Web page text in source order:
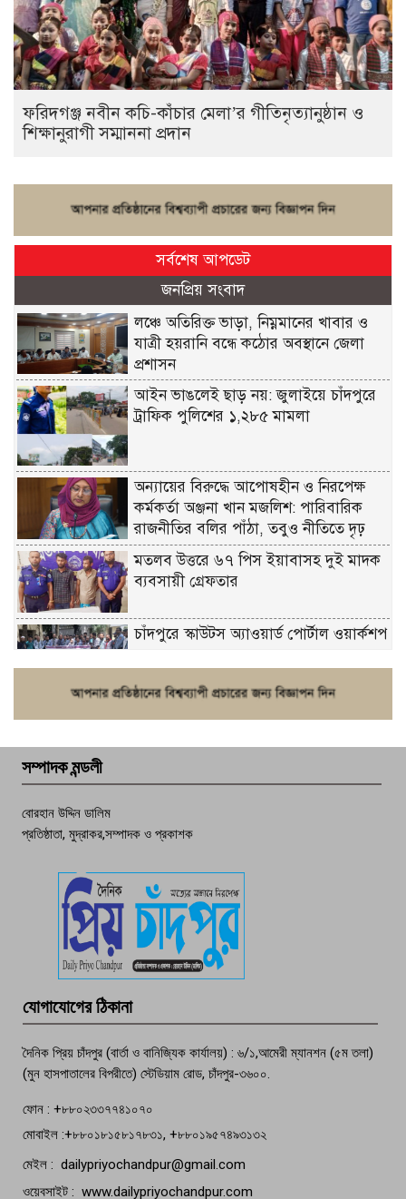
ফরিদগঞ্জ নবীন কচি-কাঁচার মেলা’র গীতিনৃত্যানুষ্ঠান ও
শিক্ষানুরাগী সম্মাননা প্রদান
সর্বশেষ আপডেট
জনপ্রিয় সংবাদ
লঞ্চে অতিরিক্ত ভাড়া, নিম্নমানের খাবার ও
যাত্রী হয়রানি বন্ধে কঠোর অবস্থানে জেলা
প্রশাসন
আইন ভাঙলেই ছাড় নয়: জুলাইয়ে চাঁদপুরে
ট্রাফিক পুলিশের ১,২৮৫ মামলা
অন্যায়ের বিরুদ্ধে আপোষহীন ও নিরপেক্ষ
কর্মকর্তা অঞ্জনা খান মজলিশ: পারিবারিক
রাজনীতির বলির পাঁঠা, তবুও নীতিতে দৃঢ়
মতলব উত্তরে ৬৭ পিস ইয়াবাসহ দুই মাদক
ব্যবসায়ী গ্রেফতার
চাঁদপুরে স্কাউটস অ্যাওয়ার্ড পোর্টাল ওয়ার্কশপ
পচা দুর্গন্ধে ৯৯৯-এ ফোন, ফরিদগঞ্জে
তরুণের অর্ধগলিত লাশ উদ্ধার
সম্পাদক মন্ডলী
বোরহান উদ্দিন ডালিম
প্রতিষ্ঠাতা, মুদ্রাকর,সম্পাদক ও প্রকাশক
যোগাযোগের ঠিকানা
দৈনিক প্রিয় চাঁদপুর (বার্তা ও বানিজ্যিক কার্যালয়) : ৬/১,আমেরী ম্যানশন (৫ম তলা)
(মুন হাসপাতালের বিপরীতে) স্টেডিয়াম রোড, চাঁদপুর-৩৬০০.
ফোন : +৮৮০২৩৩৭৭৪১০৭০
মোবাইল :+৮৮০১৮১৫৮১৭৮৩১, +৮৮০১৯৫৭৪৯৩১৩২
মেইল : dailypriyochandpur@gmail.com
ওয়েবসাইট : www.dailypriyochandpur.com